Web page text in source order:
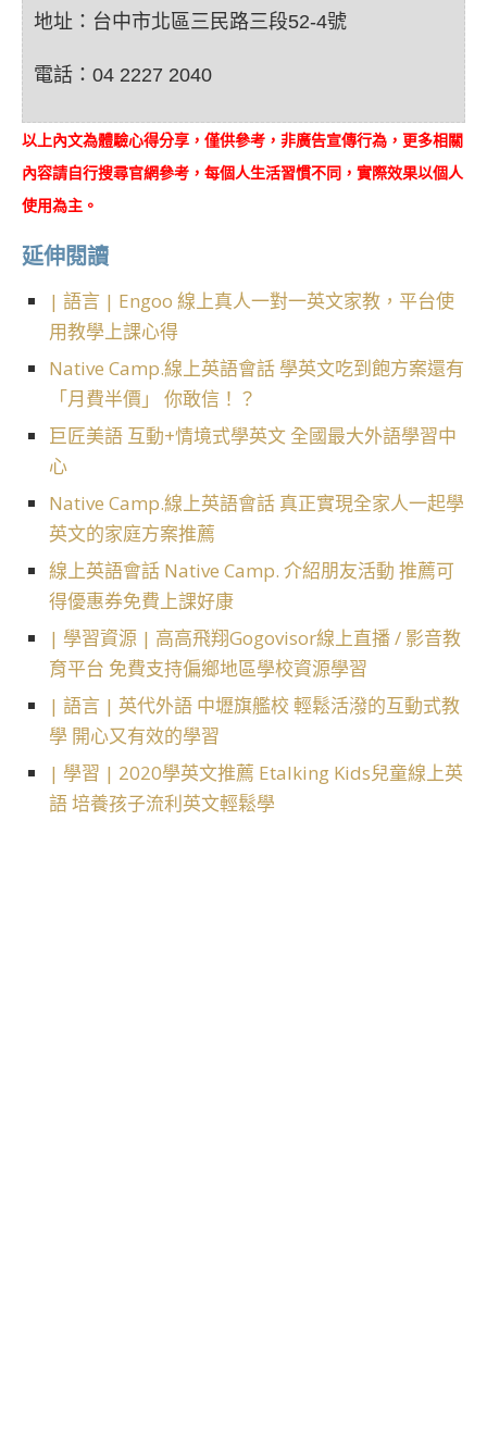
地址：台中市北區三民路三段52-4號
電話：04 2227 2040
以上內文為體驗心得分享，僅供參考，非廣告宣傳行為，更多相關
內容請自行搜尋官網參考，每個人生活習慣不同，實際效果以個人
使用為主。
延伸閱讀
| 語言 | Engoo 線上真人一對一英文家教，平台使
用教學上課心得
Native Camp.線上英語會話 學英文吃到飽方案還有
「月費半價」 你敢信！？
巨匠美語 互動+情境式學英文 全國最大外語學習中
心
Native Camp.線上英語會話 真正實現全家人一起學
英文的家庭方案推薦
線上英語會話 Native Camp. 介紹朋友活動 推薦可
得優惠券免費上課好康
| 學習資源 | 高高飛翔Gogovisor線上直播 / 影音教
育平台 免費支持偏鄉地區學校資源學習
| 語言 | 英代外語 中壢旗艦校 輕鬆活潑的互動式教
學 開心又有效的學習
| 學習 | 2020學英文推薦 Etalking Kids兒童線上英
語 培養孩子流利英文輕鬆學